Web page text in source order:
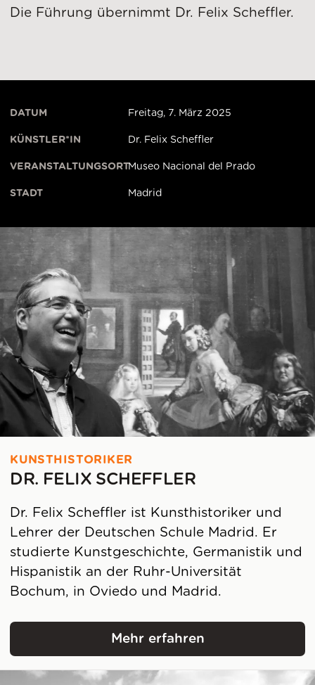
Die Führung übernimmt Dr. Felix Scheffler.
DATUM Freitag, 7. März 2025
KÜNSTLER*IN Dr. Felix Scheffler
VERANSTALTUNGSORTMuseo Nacional del Prado
STADT Madrid
KUNSTHISTORIKER
DR. FELIX SCHEFFLER
Dr. Felix Scheffler ist Kunsthistoriker und
Lehrer der Deutschen Schule Madrid. Er
studierte Kunstgeschichte, Germanistik und
Hispanistik an der Ruhr-Universität
Bochum, in Oviedo und Madrid.
Mehr erfahren